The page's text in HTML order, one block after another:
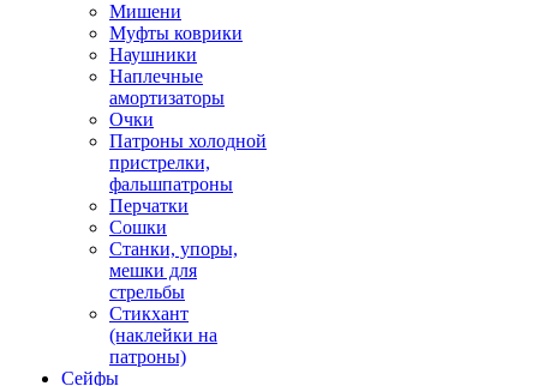
Мишени
Муфты коврики
Наушники
Наплечные
амортизаторы
Очки
Патроны холодной
пристрелки,
фальшпатроны
Перчатки
Сошки
Станки, упоры,
мешки для
стрельбы
Стикхант
(наклейки на
патроны)
Сейфы